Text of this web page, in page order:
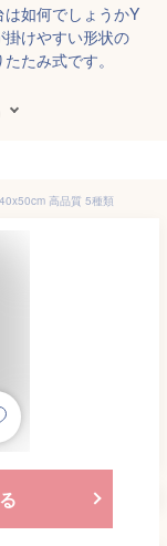
如何でしょうかY
けやすい形状の
たみ式です。
高品質 5種類